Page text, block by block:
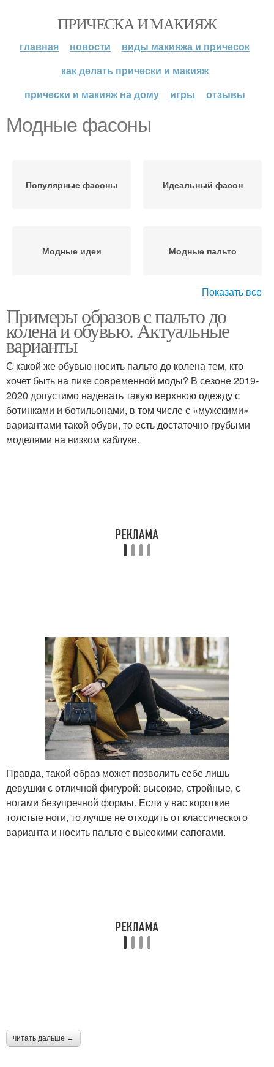
ПРИЧЕСКА И МАКИЯЖ
главная новости
виды макияжа и причесок
как делать прически и макияж
прически и макияж на дому
игры отзывы
Модные фасоны
Популярные фасоны Идеальный фасон
Модные идеи Модные пальто
Модные тренды Модные образа
Модные модели Фасоны для осени
Показать все
Примеры образов с пальто до
колена и обувью. Актуальные
варианты
С какой же обувью носить пальто до колена тем, кто
хочет быть на пике современной моды? В сезоне 2019-
2020 допустимо надевать такую верхнюю одежду с
ботинками и ботильонами, в том числе с «мужскими»
вариантами такой обуви, то есть достаточно грубыми
моделями на низком каблуке.
Правда, такой образ может позволить себе лишь
девушки с отличной фигурой: высокие, стройные, с
ногами безупречной формы. Если у вас короткие
толстые ноги, то лучше не отходить от классического
варианта и носить пальто с высокими сапогами.
читать дальше →